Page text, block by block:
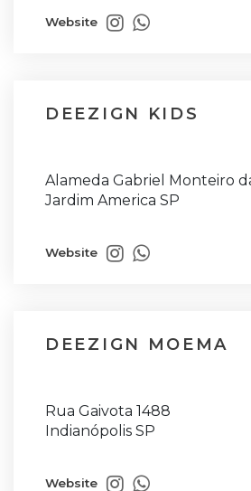
Website
DEEZIGN KIDS
Alameda Gabriel Monteiro
Jardim America SP
Website
DEEZIGN MOEMA
Rua Gaivota 1488
Indianópolis SP
Website